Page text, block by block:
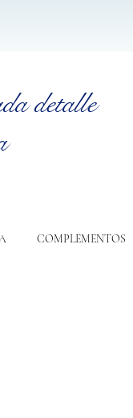
detalle
COMPLEMENTOS